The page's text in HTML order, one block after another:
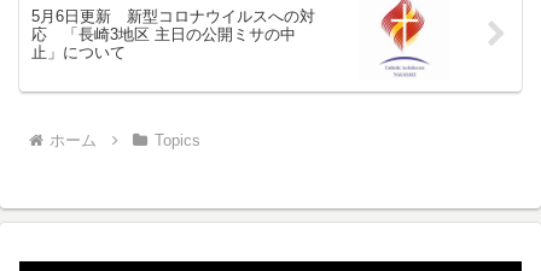
5月6日更新 新型コロナウイルスへの対
応 「長崎3地区 主日の公開ミサの中
止」について
ホーム Topics